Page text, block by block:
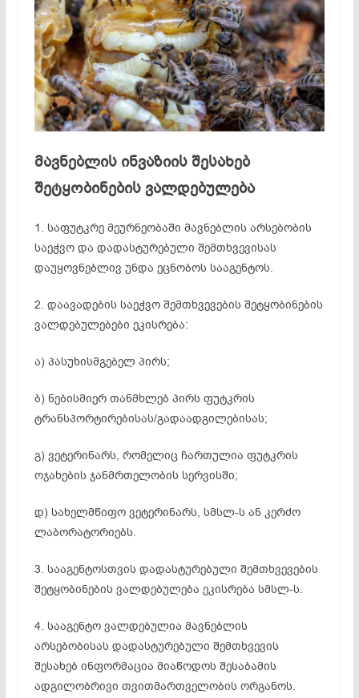
მავნებლის ინვაზიის შესახებ
შეტყობინების ვალდებულება
1. საფუტკრე მეურნეობაში მავნებლის არსებობის
საეჭვო და დადასტურებული შემთხვევისას
დაუყოვნებლივ უნდა ეცნობოს სააგენტოს.
2. დაავადების საეჭვო შემთხვევების შეტყობინების
ვალდებულებები ეკისრება:
ა) პასუხისმგებელ პირს;
ბ) ნებისმიერ თანმხლებ პირს ფუტკრის
ტრანსპორტირებისას/გადაადგილებისას;
გ) ვეტერინარს, რომელიც ჩართულია ფუტკრის
ოჯახების ჯანმრთელობის სერვისში;
დ) სახელმწიფო ვეტერინარს, სმსლ-ს ან კერძო
ლაბორატორიებს.
3. სააგენტოსთვის დადასტურებული შემთხვევების
შეტყობინების ვალდებულება ეკისრება სმსლ-ს.
4. სააგენტო ვალდებულია მავნებლის
არსებობისას დადასტურებული შემთხვევის
შესახებ ინფორმაცია მიაწოდოს შესაბამის
ადგილობრივი თვითმართველობის ორგანოს.